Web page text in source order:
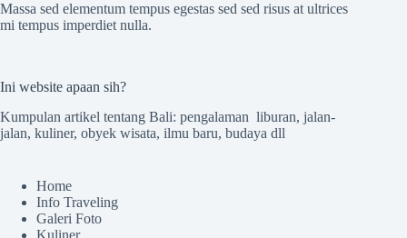
Massa sed elementum tempus egestas sed sed risus at ultrices
mi tempus imperdiet nulla.
Ini website apaan sih?
Kumpulan artikel tentang Bali: pengalaman liburan, jalan-
jalan, kuliner, obyek wisata, ilmu baru, budaya dll
Home
Info Traveling
Galeri Foto